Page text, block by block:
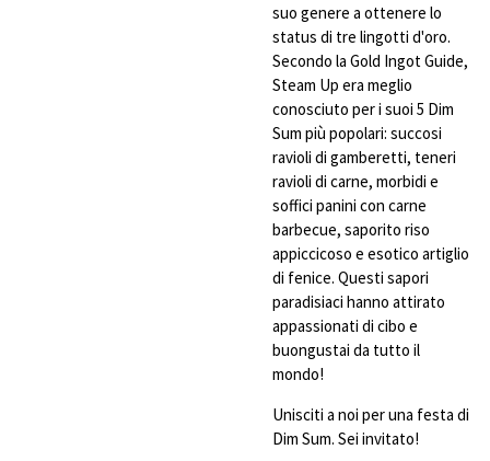
suo genere a ottenere lo
status di tre lingotti d'oro.
Secondo la Gold Ingot Guide,
Steam Up era meglio
conosciuto per i suoi 5 Dim
Sum più popolari: succosi
ravioli di gamberetti, teneri
ravioli di carne, morbidi e
soffici panini con carne
barbecue, saporito riso
appiccicoso e esotico artiglio
di fenice. Questi sapori
paradisiaci hanno attirato
appassionati di cibo e
buongustai da tutto il
mondo!
Unisciti a noi per una festa di
Dim Sum. Sei invitato!